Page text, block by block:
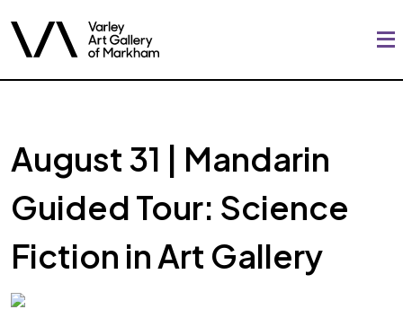
August 31 | Mandarin
Guided Tour: Science
Fiction in Art Gallery